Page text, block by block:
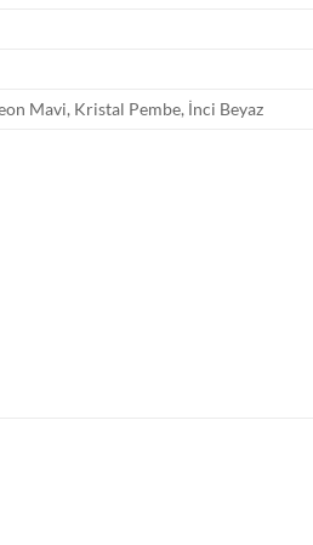
Mavi, Kristal Pembe, İnci Beyaz